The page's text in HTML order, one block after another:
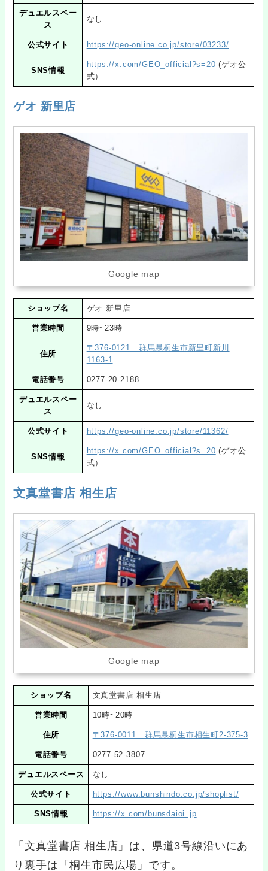
デュエルスペー
ス
なし
公式サイト https://geo-online.co.jp/store/03233/
SNS情報
https://x.com/GEO_official?s=20 (ゲオ公
式）
ゲオ 新里店
Google map
ショップ名 ゲオ 新里店
営業時間 9時~23時
住所
〒376-0121 群馬県桐生市新里町新川
1163-1
電話番号 0277-20-2188
デュエルスペー
ス
なし
公式サイト https://geo-online.co.jp/store/11362/
SNS情報
https://x.com/GEO_official?s=20 (ゲオ公
式）
文真堂書店 相生店
Google map
ショップ名 文真堂書店 相生店
営業時間 10時~20時
住所 〒376-0011 群馬県桐生市相生町2-375-3
電話番号 0277-52-3807
デュエルスペース なし
公式サイト https://www.bunshindo.co.jp/shoplist/
SNS情報 https://x.com/bunsdaioi_jp
「文真堂書店 相生店」は、県道3号線沿いにあ
り裏手は「桐生市民広場」です。